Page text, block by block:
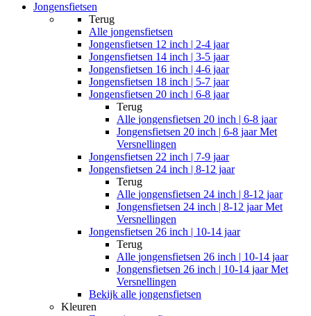
Jongensfietsen
Terug
Alle jongensfietsen
Jongensfietsen 12 inch | 2-4 jaar
Jongensfietsen 14 inch | 3-5 jaar
Jongensfietsen 16 inch | 4-6 jaar
Jongensfietsen 18 inch | 5-7 jaar
Jongensfietsen 20 inch | 6-8 jaar
Terug
Alle jongensfietsen 20 inch | 6-8 jaar
Jongensfietsen 20 inch | 6-8 jaar Met
Versnellingen
Jongensfietsen 22 inch | 7-9 jaar
Jongensfietsen 24 inch | 8-12 jaar
Terug
Alle jongensfietsen 24 inch | 8-12 jaar
Jongensfietsen 24 inch | 8-12 jaar Met
Versnellingen
Jongensfietsen 26 inch | 10-14 jaar
Terug
Alle jongensfietsen 26 inch | 10-14 jaar
Jongensfietsen 26 inch | 10-14 jaar Met
Versnellingen
Bekijk alle jongensfietsen
Kleuren